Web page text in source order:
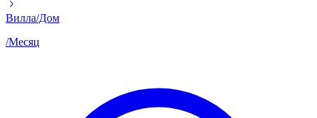
Вилла/Дом
/Месяц